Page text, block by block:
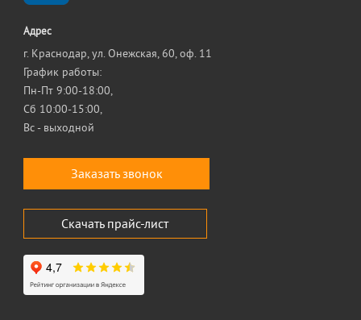
Адрес
г. Краснодар, ул. Онежская, 60, оф. 11
График работы:
Пн-Пт 9:00-18:00,
Сб 10:00-15:00,
Вс - выходной
Заказать звонок
Скачать прайс-лист